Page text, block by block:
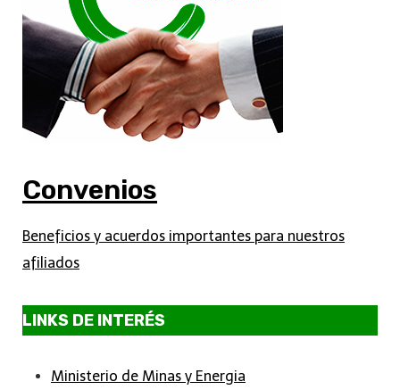
Convenios
Beneficios y acuerdos importantes para nuestros
afiliados
LINKS DE INTERÉS
Ministerio de Minas y Energia